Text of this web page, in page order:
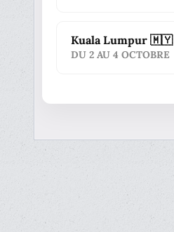
Kuala Lumpur 🇲🇾
DU 2 AU 4 OCTOBRE